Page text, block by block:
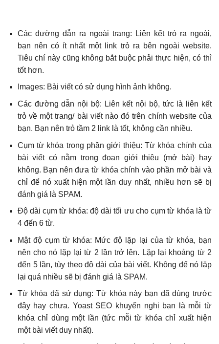
Các đường dẫn ra ngoài trang: Liên kết trỏ ra ngoài,
bạn nên có ít nhất một link trỏ ra bên ngoài website.
Tiêu chí này cũng không bắt buộc phải thực hiện, có thì
tốt hơn.
Images: Bài viết có sử dụng hình ảnh không.
Các đường dẫn nội bộ: Liên kết nội bộ, tức là liên kết
trỏ về một trang/ bài viết nào đó trên chính website của
bạn. Bạn nên trỏ tầm 2 link là tốt, không cần nhiều.
Cụm từ khóa trong phần giới thiệu: Từ khóa chính của
bài viết có nằm trong đoạn giới thiệu (mở bài) hay
không. Bạn nên đưa từ khóa chính vào phần mở bài và
chỉ để nó xuất hiện một lần duy nhất, nhiều hơn sẽ bị
đánh giá là SPAM.
Độ dài cụm từ khóa: độ dài tối ưu cho cụm từ khóa là từ
4 đến 6 từ.
Mật độ cụm từ khóa: Mức độ lặp lại của từ khóa, bạn
nên cho nó lặp lại từ 2 lần trở lên. Lặp lại khoảng từ 2
đến 5 lần, tùy theo độ dài của bài viết. Không để nó lặp
lại quá nhiều sẽ bị đánh giá là SPAM.
Từ khóa đã sử dụng: Từ khóa này bạn đã dùng trước
đây hay chưa. Yoast SEO khuyến nghị bạn là mỗi từ
khóa chỉ dùng một lần (tức mỗi từ khóa chỉ xuất hiện
một bài viết duy nhất).